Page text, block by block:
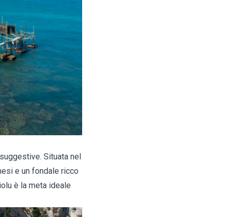
Situata nel
e un fondale ricco
è la meta ideale